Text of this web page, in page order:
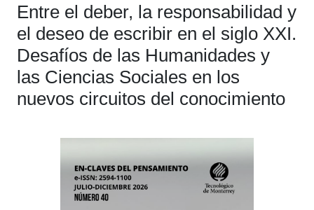
Entre el deber, la responsabilidad y
el deseo de escribir en el siglo XXI.
Desafíos de las Humanidades y
las Ciencias Sociales en los
nuevos circuitos del conocimiento